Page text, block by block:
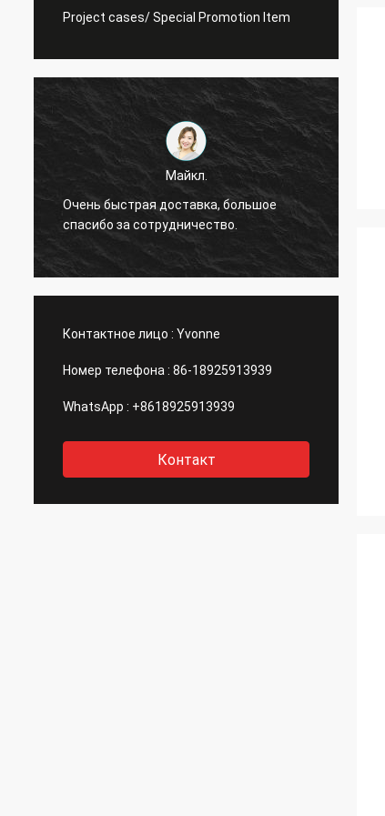
Project cases/ Special Promotion Item
Майкл.
Очень быстрая доставка, большое
спасибо за сотрудничество.
Контактное лицо : Yvonne
Номер телефона : 86-18925913939
WhatsApp : +8618925913939
Контакт